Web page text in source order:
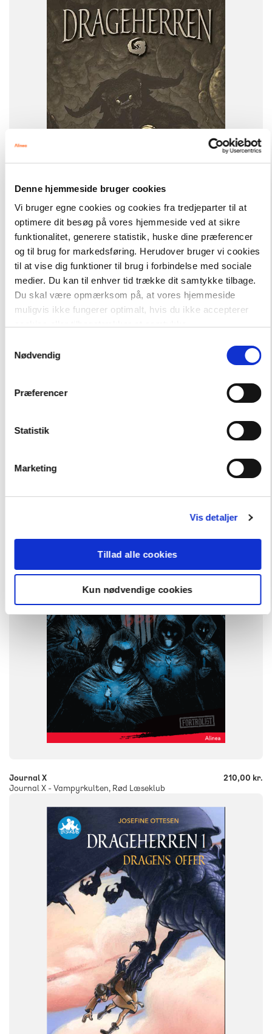
Denne hjemmeside bruger cookies
Vi bruger egne cookies og cookies fra tredjeparter til at
optimere dit besøg på vores hjemmeside ved at sikre
funktionalitet, generere statistik, huske dine præferencer
og til brug for markedsføring. Herudover bruger vi cookies
til at vise dig funktioner til brug i forbindelse med sociale
medier. Du kan til enhver tid trække dit samtykke tilbage.
Du skal være opmærksom på, at vores hjemmeside
muligvis ikke fungerer optimalt, hvis du ikke accepterer
Nødvendig
Præferencer
Statistik
Marketing
Vis detaljer
Tillad alle cookies
Kun nødvendige cookies
0. klasse 1. klasse 2. klasse 3. klasse
FORMAT
Flergangsbog
9788773696088
- +
Drageherren
Drageherren, del 1-4
255,00 kr.
Hent flere
FAG
3. klasse 4. klasse 5. klasse 6. klasse
Flergangsbog
+
Journal X
Journal X - Vampyrkulten, Rød Læseklub
210,00 kr.
4. klasse 5. klasse 6. klasse
Flergangsbog
9788723540096